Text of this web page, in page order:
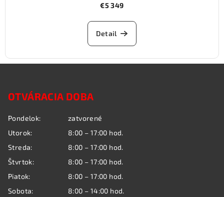
€5 349
Detail
OTVÁRACIA DOBA
Pondelok:
zatvorené
Utorok:
8:00 – 17:00 hod.
Streda:
8:00 – 17:00 hod.
Štvrtok:
8:00 – 17:00 hod.
Piatok:
8:00 – 17:00 hod.
Sobota:
8:00 – 14:00 hod.